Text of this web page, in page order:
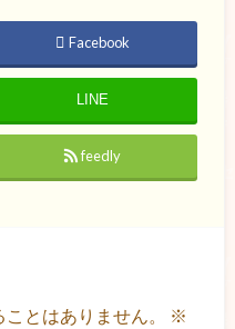
Facebook
LINE
feedly
とはありません。
※